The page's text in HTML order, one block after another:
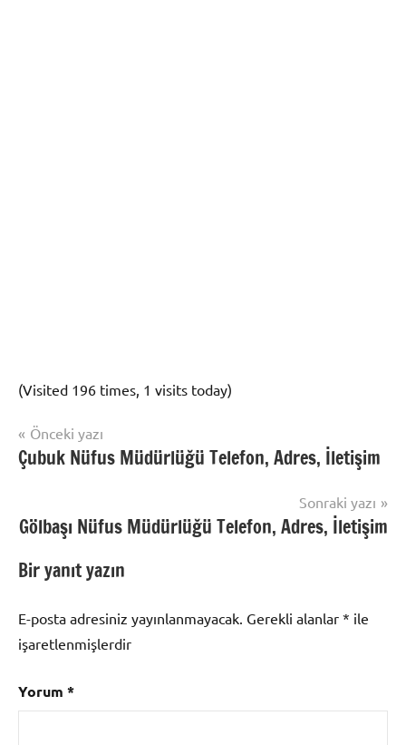
(Visited 196 times, 1 visits today)
Nüfus
İşlemleri
Yazı
gezinmesi
Önceki yazı
Çubuk Nüfus Müdürlüğü Telefon, Adres, İletişim
Sonraki yazı
Gölbaşı Nüfus Müdürlüğü Telefon, Adres, İletişim
Bir yanıt yazın
E-posta adresiniz yayınlanmayacak. Gerekli alanlar * ile
işaretlenmişlerdir
Yorum *